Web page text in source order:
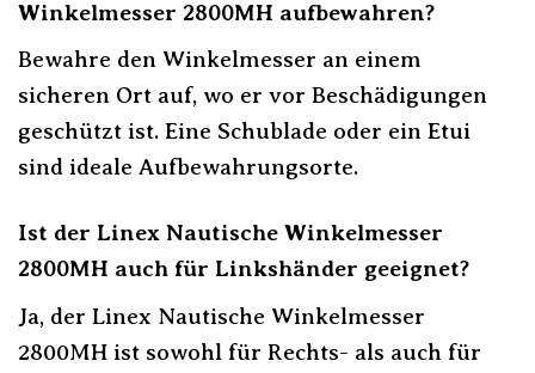
Winkelmesser 2800MH aufbewahren?
Bewahre den Winkelmesser an einem
sicheren Ort auf, wo er vor Beschädigungen
geschützt ist. Eine Schublade oder ein Etui
sind ideale Aufbewahrungsorte.
Ist der Linex Nautische Winkelmesser
2800MH auch für Linkshänder geeignet?
Ja, der Linex Nautische Winkelmesser
2800MH ist sowohl für Rechts- als auch für